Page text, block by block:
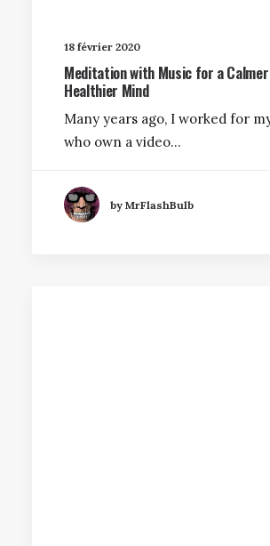
18 février 2020
Meditation with Music for a
Healthier Mind
Many years ago, I worked for
who own a video…
by MrFlashBulb